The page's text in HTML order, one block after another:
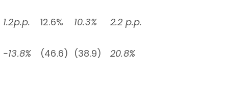
1.2p.p. 12.6% 10.3% 2.2 p.p.
-13.8% (46.6) (38.9) 20.8%